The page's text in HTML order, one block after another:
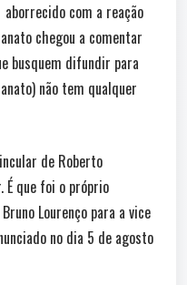
aborrecido com a reação
chegou a comentar
busquem difundir para
não tem qualquer
de Roberto
É que foi o próprio
Lourenço para a vice
no dia 5 de agosto